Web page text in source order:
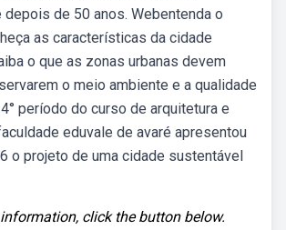
depois de 50 anos. Webentenda o
as características da cidade
o que as zonas urbanas devem
o meio ambiente e a qualidade
período do curso de arquitetura e
eduvale de avaré apresentou
o projeto de uma cidade sustentável
click the button below.